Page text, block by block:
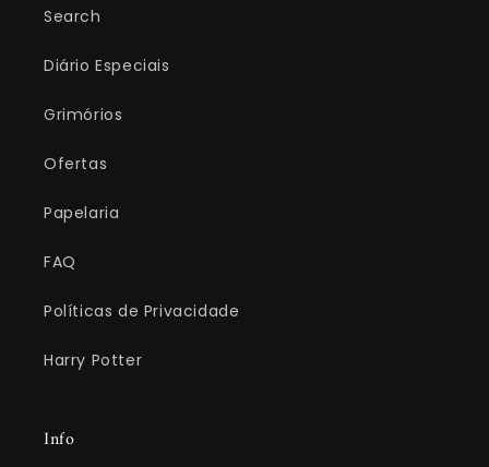
Search
Diário Especiais
Grimórios
Ofertas
Papelaria
FAQ
Políticas de Privacidade
Harry Potter
Info